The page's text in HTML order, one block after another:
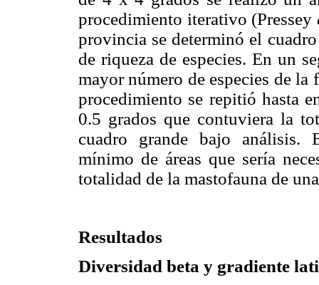
procedimiento iterativo (Pressey
provincia se determinó el
de riqueza de especies. En un
mayor número de especies de
procedimiento se repitió hasta
0.5 grados que contuviera la
cuadro grande bajo análisis.
mínimo de áreas que sería
totalidad de la mastofauna de
Resultados
Diversidad beta y gradiente